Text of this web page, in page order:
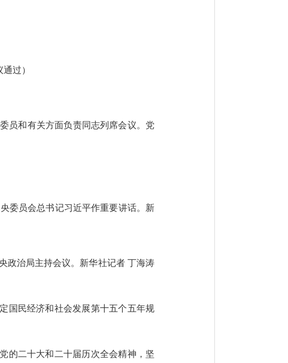
过）
员和有关方面负责同志列席会议。党
委员会总书记习近平作重要讲话。新
政治局主持会议。新华社记者 丁海涛
国民经济和社会发展第十五个五年规
的二十大和二十届历次全会精神，坚